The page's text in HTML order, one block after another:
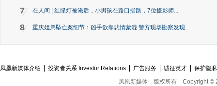
7 在人间 | 红绿灯被淹后，小男孩在路口指路，7位摄影师...
8 重庆姐弟坠亡案细节：凶手欲靠悲情蒙混 警方现场勘察发现...
凤凰新媒体介绍 投资者关系 Investor Relations 广告服务 诚征英才
保护隐
凤凰新媒体
版权所有 Copyright ©